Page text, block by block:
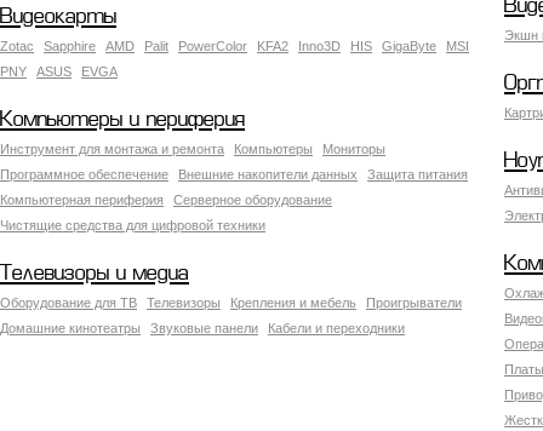
Экшн
Видеокарты
Zotac Sapphire AMD Palit PowerColor KFA2 Inno3D HIS GigaByte
MSI
PNY
ASUS EVGA
Компьютеры и периферия
Инструмент для монтажа и ремонта Компьютеры
Мониторы
Программное обеспечение
Внешние накопители данных
Защита питания
Компьютерная периферия
Серверное оборудование
Чистящие средства для цифровой техники
Телевизоры и медиа
Оборудование для ТВ Телевизоры Крепления и мебель
Проигрыватели
Домашние кинотеатры
Звуковые панели Кабели и переходники